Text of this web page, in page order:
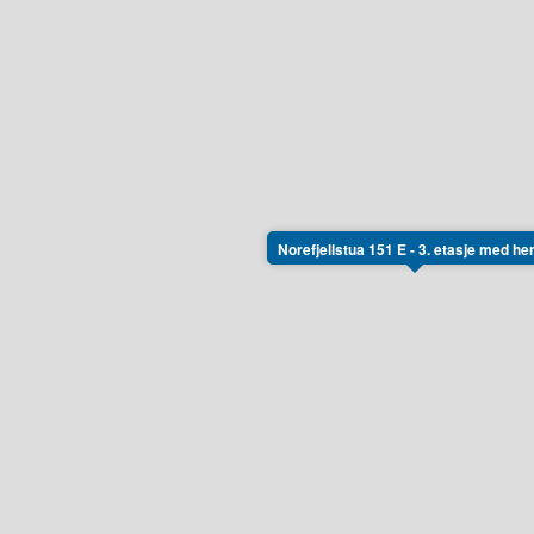
Norefjellstua 151 E - 3. etasje med